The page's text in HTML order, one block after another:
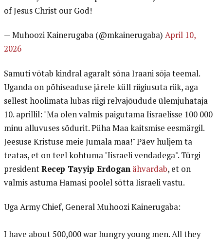
of Jesus Christ our God!
— Muhoozi Kainerugaba (@mkainerugaba) April 10,
2026
Samuti võtab kindral agaralt sõna Iraani sõja teemal.
Uganda on põhiseaduse järele küll riigiusuta riik, aga
sellest hoolimata lubas riigi relvajõudude ülemjuhataja
10. aprillil: "Ma olen valmis paigutama Iisraelisse 100 000
minu alluvuses sõdurit. Püha Maa kaitsmise eesmärgil.
Jeesuse Kristuse meie Jumala maa!" Päev huljem ta
teatas, et on teel kohtuma "Iisraeli vendadega". Türgi
presidentRecep Tayyip Erdogan ähvardab, et on
valmis astuma Hamasi poolel sõtta Iisraeli vastu.
Uga Army Chief, General Muhoozi Kainerugaba:
I have about 500,000 war hungry young men. All they